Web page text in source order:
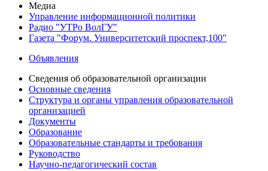
Медиа
Управление информационной политики
Радио "УТРо ВолГУ"
Газета "Форум. Университетский проспект,100"
Объявления
Сведения об образовательной организации
Основные сведения
Структура и органы управления образовательной
организацией
Документы
Образование
Образовательные стандарты и требования
Руководство
Научно-педагогический состав